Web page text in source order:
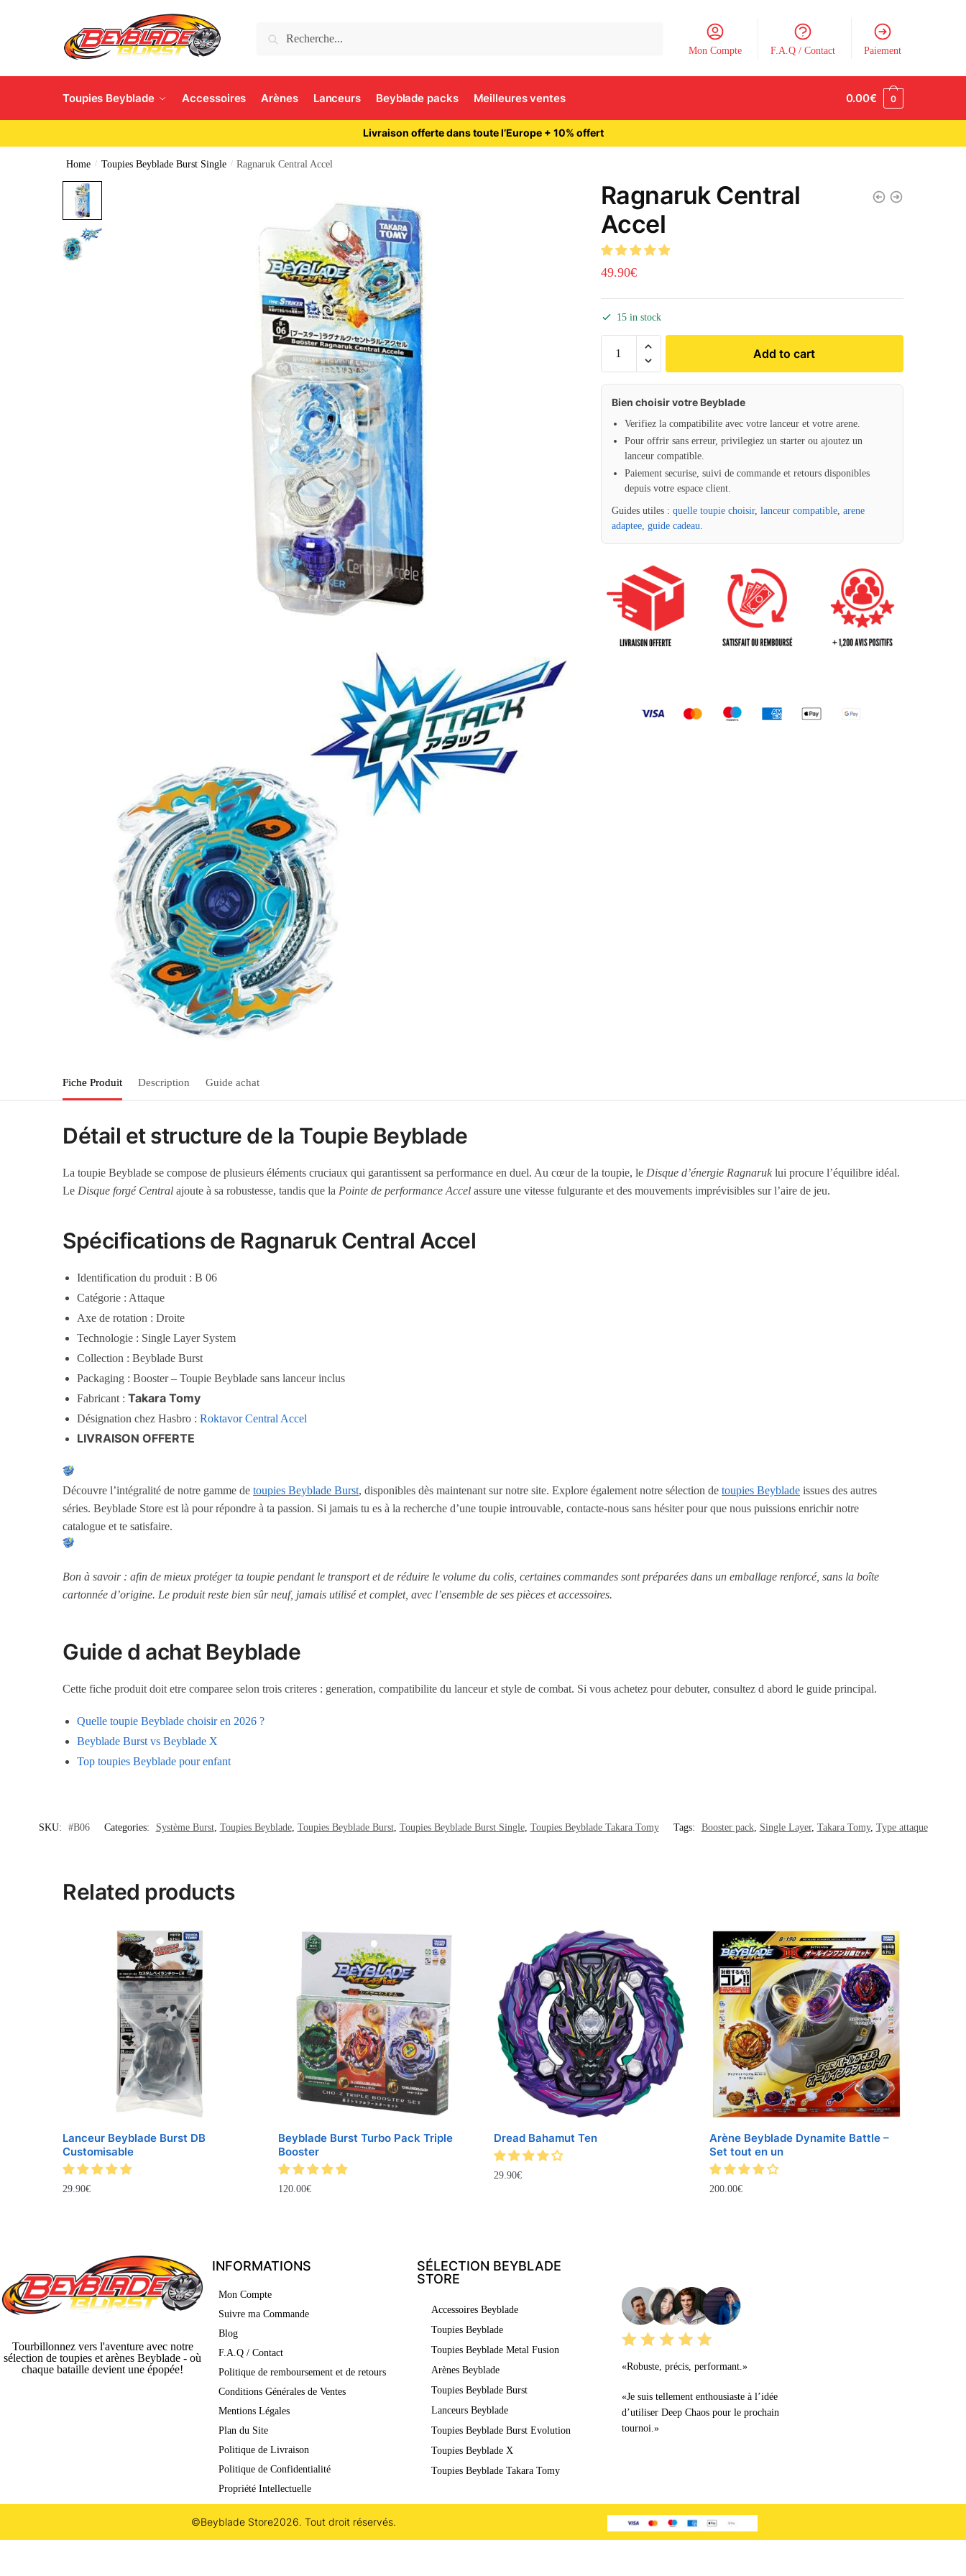
Search
Mon Compte F.A.Q / Contact Paiement
Toupies Beyblade Accessoires Arènes Lanceurs Beyblade packs Meilleures ventes 0.00€ 0
Livraison offerte dans toute l’Europe + 10% offert
Home / Toupies Beyblade Burst Single / Ragnaruk Central Accel
Ragnaruk Central
Accel
49.90€
15 in stock
Add to cart
Bien choisir votre Beyblade
Verifiez la compatibilite avec votre lanceur et votre arene.
Pour offrir sans erreur, privilegiez un starter ou ajoutez un
lanceur compatible.
Paiement securise, suivi de commande et retours disponibles
depuis votre espace client.
Guides utiles : quelle toupie choisir, lanceur compatible, arene
adaptee, guide cadeau
Fiche Produit Description Guide achat
Détail et structure de la Toupie Beyblade
La toupie Beyblade se compose de plusieurs éléments cruciaux qui garantissent sa performance en duel. Au cœur de la toupie, le Disque d’énergie Ragnaruk lui procure l’équilibre idéal.
Le Disque forgé Central ajoute à sa robustesse, tandis que la Pointe de performance Accel assure une vitesse fulgurante et des mouvements imprévisibles sur l’aire de jeu.
Spécifications de Ragnaruk Central Accel
Identification du produit : B 06
Catégorie : Attaque
Axe de rotation : Droite
Technologie : Single Layer System
Collection : Beyblade Burst
Packaging : Booster – Toupie Beyblade sans lanceur inclus
Fabricant :Takara Tomy
Désignation chez Hasbro :Roktavor Central Accel
LIVRAISON OFFERTE
Découvre l’intégralité de notre gamme detoupies Beyblade Burst, disponibles dès maintenant sur notre site. Explore également notre sélection detoupies Beyblade issues des autres
séries. Beyblade Store est là pour répondre à ta passion. Si jamais tu es à la recherche d’une toupie introuvable, contacte-nous sans hésiter pour que nous puissions enrichir notre
catalogue et te satisfaire.
Bon à savoir : afin de mieux protéger ta toupie pendant le transport et de réduire le volume du colis, certaines commandes sont préparées dans un emballage renforcé, sans la boîte
cartonnée d’origine. Le produit reste bien sûr neuf, jamais utilisé et complet, avec l’ensemble de ses pièces et accessoires.
Guide d achat Beyblade
Cette fiche produit doit etre comparee selon trois criteres : generation, compatibilite du lanceur et style de combat. Si vous achetez pour debuter, consultez d abord le guide principal.
Quelle toupie Beyblade choisir en 2026 ?
Beyblade Burst vs Beyblade X
Top toupies Beyblade pour enfant
SKU: #B06 Categories: Système Burst, Toupies Beyblade, Toupies Beyblade Burst, Toupies Beyblade Burst Single, Toupies Beyblade Takara Tomy Tags: Booster pack, Single Layer, Takara Tomy, Type attaque
Related products
Lanceur Beyblade Burst DB
Customisable
29.90€
Beyblade Burst Turbo Pack Triple
Booster
120.00€
Dread Bahamut Ten
29.90€
Arène Beyblade Dynamite Battle –
Set tout en un
200.00€
Tourbillonnez vers l'aventure avec notre
sélection de toupies et arènes Beyblade - où
chaque bataille devient une épopée!
INFORMATIONS
Mon Compte
Suivre ma Commande
Blog
F.A.Q / Contact
Politique de remboursement et de retours
Conditions Générales de Ventes
Mentions Légales
Plan du Site
Politique de Livraison
Politique de Confidentialité
Propriété Intellectuelle
SÉLECTION BEYBLADE
STORE
Accessoires Beyblade
Toupies Beyblade
Toupies Beyblade Metal Fusion
Arènes Beyblade
Toupies Beyblade Burst
Lanceurs Beyblade
Toupies Beyblade Burst Evolution
Toupies Beyblade X
Toupies Beyblade Takara Tomy
«Robuste, précis, performant.»
«Je suis tellement enthousiaste à l’idée
d’utiliser Deep Chaos pour le prochain
tournoi.»
©Beyblade Store2026. Tout droit réservés.